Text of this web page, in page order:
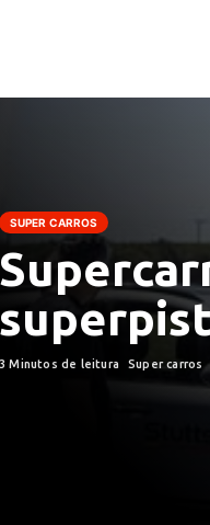
SUPER CARROS
3 Minutos de leitura Super carros